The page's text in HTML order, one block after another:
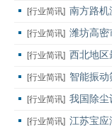
[行业简讯] 南方路机
[行业简讯] 潍坊高密
[行业简讯] 西北地
[行业简讯] 智能振
[行业简讯] 我国除尘
[行业简讯] 江苏宝应